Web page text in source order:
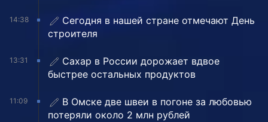
14:38
Сегодня в нашей стране отмечают День
строителя
13:31
Сахар в России дорожает вдвое
быстрее остальных продуктов
11:09
В Омске две швеи в погоне за любовью
потеряли около 2 млн рублей